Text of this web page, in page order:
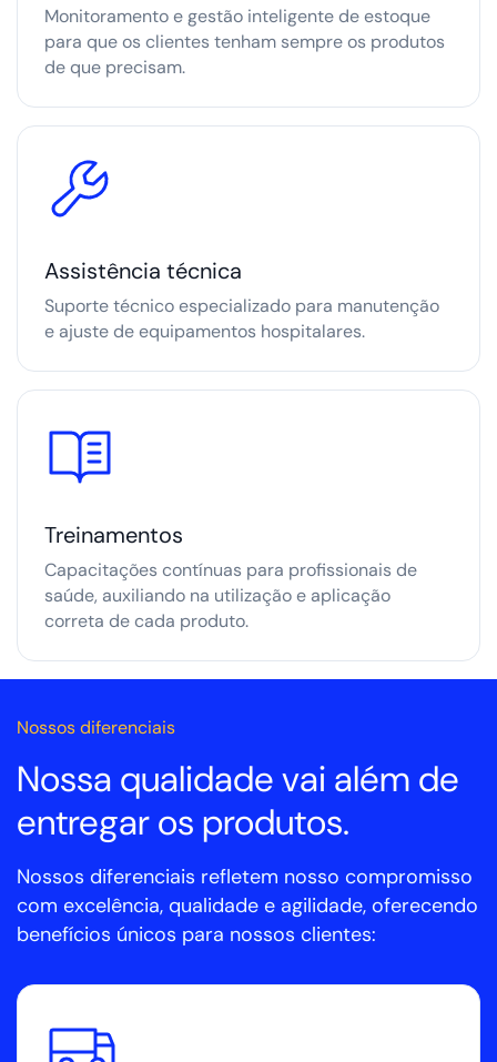
Monitoramento e gestão inteligente de estoque
para que os clientes tenham sempre os produtos
de que precisam.
Assistência técnica
Suporte técnico especializado para manutenção
e ajuste de equipamentos hospitalares.
Treinamentos
Capacitações contínuas para profissionais de
saúde, auxiliando na utilização e aplicação
correta de cada produto.
Nossos diferenciais
Nossa qualidade vai além de
entregar os produtos.
Nossos diferenciais refletem nosso compromisso
com excelência, qualidade e agilidade, oferecendo
benefícios únicos para nossos clientes: